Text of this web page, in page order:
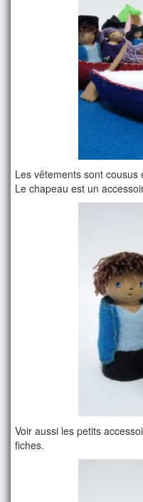
Les vêtements sont cousus
Le chapeau est un
Voir aussi les petits
fiches.